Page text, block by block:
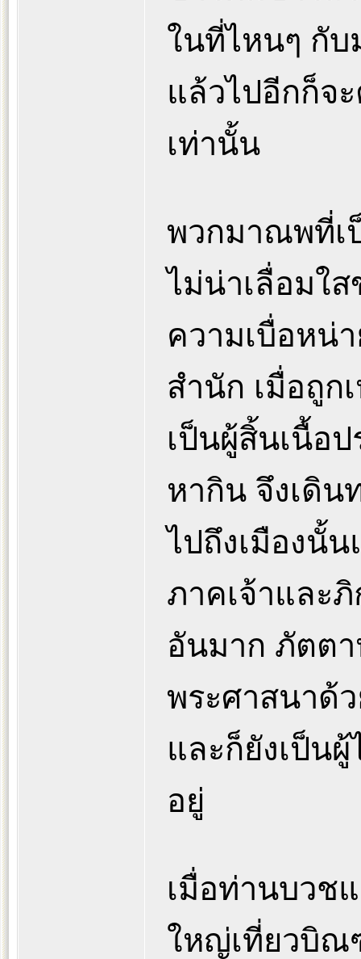
ในที่ไหนๆ กั
แล้วไปอีกก็จ
เท่านั้น
พวกมาณพที่เ
ไม่น่าเลื่อมใส
ความเบื่อหน่
สำนัก เมื่อถู
เป็นผู้สิ้นเนื้อ
หากิน จึงเดิน
ไปถึงเมืองนั้
ภาคเจ้าและ
อันมาก ภัตต
พระศาสนาด้
และก็ยังเป็น
อยู่
เมื่อท่านบวช
ใหญ่เที่ยวบิณ